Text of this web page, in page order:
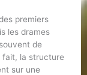
premiers
les drames
de
fait, la structure
sur une